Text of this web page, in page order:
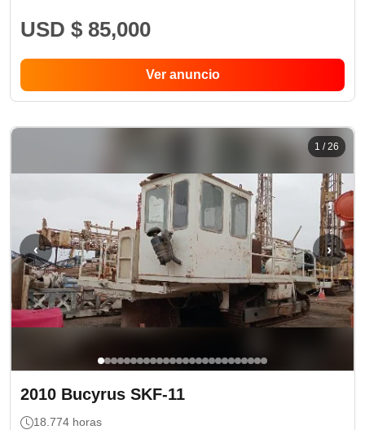
USD $ 85,000
Ver anuncio
‹ ›
1 /26
2010 Bucyrus SKF-11
18.774 horas